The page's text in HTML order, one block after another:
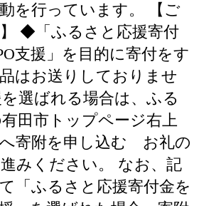
を行っています。 【ご
◆「ふるさと応援寄付
支援」を目的に寄付をす
はお送りしておりませ
選ばれる場合は、ふる
田市トップページ右上
寄附を申し込む お礼の
みください。 なお、記
「ふるさと応援寄付金を